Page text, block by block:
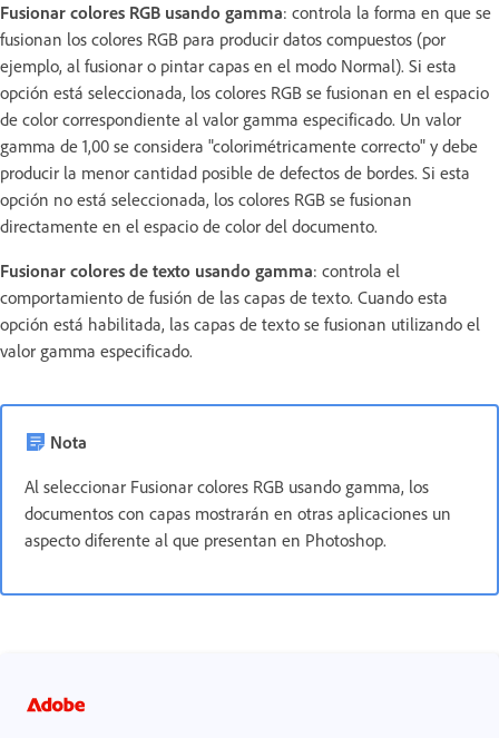
Fusionar colores RGB usando gamma: controla la forma en que se
fusionan los colores RGB para producir datos compuestos (por
ejemplo, al fusionar o pintar capas en el modo Normal). Si esta
opción está seleccionada, los colores RGB se fusionan en el espacio
de color correspondiente al valor gamma especificado. Un valor
gamma de 1,00 se considera "colorimétricamente correcto" y debe
producir la menor cantidad posible de defectos de bordes. Si esta
opción no está seleccionada, los colores RGB se fusionan
directamente en el espacio de color del documento.
Fusionar colores de texto usando gamma: controla el
comportamiento de fusión de las capas de texto. Cuando esta
opción está habilitada, las capas de texto se fusionan utilizando el
valor gamma especificado.
Nota
Al seleccionar Fusionar colores RGB usando gamma, los
documentos con capas mostrarán en otras aplicaciones un
aspecto diferente al que presentan en Photoshop.